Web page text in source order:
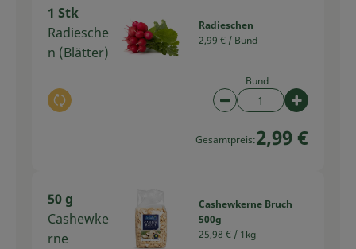
1 Stk
Radiesche
n (Blätter)
Auswahl ändern
Radieschen
2,99 € / Bund
Bund
Artikelanzahl
Gesamtpreis:2,99 €
50 g
Cashewke
rne
Cashewkerne Bruch
500g
25,98 € / 1kg